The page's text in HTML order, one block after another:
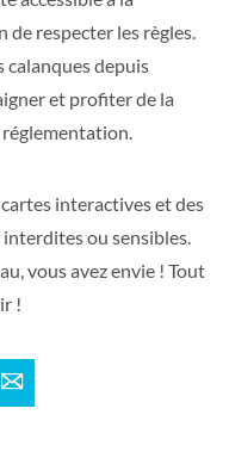
de respecter les règles.
calanques depuis
et profiter de la
réglementation.
interactives et des
ou sensibles.
vous avez envie ! Tout
!
E-mail